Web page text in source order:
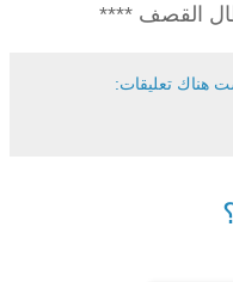
القصف ****
هناك تعليقات: